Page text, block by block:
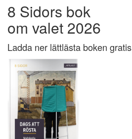
8 Sidors bok
om valet 2026
Ladda ner lättlästa boken gratis